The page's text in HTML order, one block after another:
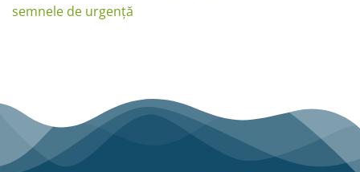
semnele de urgență